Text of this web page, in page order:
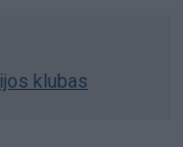
klubas